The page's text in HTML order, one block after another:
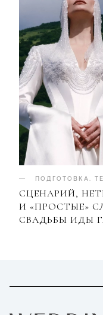
ПОДГОТОВКА
СЦЕНАРИЙ,
И «ПРОСТЫЕ»
СВАДЬБЫ ИДЫ